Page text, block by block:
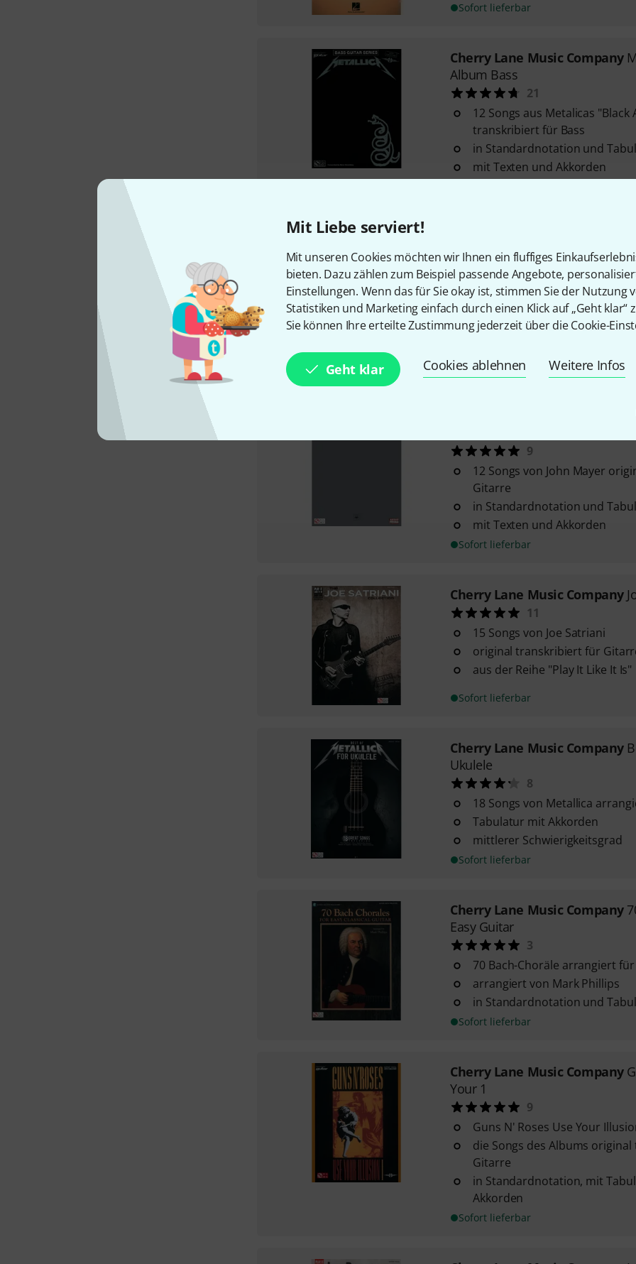
Mit Liebe serviert!
Mit unseren Cookies möchten wir Ihnen ein fluffiges
bieten. Dazu zählen zum Beispiel passende Angebote,
Einstellungen. Wenn das für Sie okay ist, stimmen Sie der Nutzung
Statistiken und Marketing einfach durch einen Klick auf „Geht klar“
Sie können Ihre erteilte Zustimmung jederzeit über die Cookie-
Geht klar Cookies ablehnen Weitere Infos
Sofort lieferbar
Cherry Lane Music Company
Album Bass
21
12 Songs aus Metalicas
transkribiert für Bass
in Standardnotation und
mit Texten und Akkorden
For All
21
alle Songs von Metallicas "And
original transkribiert für
in Standardnotation und
Sofort lieferbar
9
12 Songs von John Mayer
Gitarre
in Standardnotation und
mit Texten und Akkorden
Sofort lieferbar
Cherry Lane Music Company
11
15 Songs von Joe Satriani
original transkribiert für
aus der Reihe "Play It Like It Is"
Sofort lieferbar
Cherry Lane Music Company
Ukulele
8
18 Songs von Metallica
Tabulatur mit Akkorden
mittlerer Schwierigkeitsgrad
Sofort lieferbar
Cherry Lane Music Company
Easy Guitar
3
70 Bach-Choräle arrangiert
arrangiert von Mark Phillips
in Standardnotation und
Sofort lieferbar
Cherry Lane Music Company
Your 1
9
Guns N' Roses Use Your
die Songs des Albums
Gitarre
in Standardnotation, mit
Akkorden
Sofort lieferbar